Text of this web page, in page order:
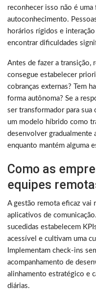
reconhecer isso não é uma
autoconhecimento.
horários rígidos e
encontrar dificuldades
Antes de fazer a
consegue estabelecer
cobranças externas? Tem
forma autônoma? Se a
ser transformador para sua
um modelo híbrido como
desenvolver gradualmente
enquanto mantém alguma
Como as
equipes
A gestão remota eficaz vai
aplicativos de
sucedidas estabelecem
acessível e cultivam uma
Implementam check-ins
acompanhamento de
alinhamento estratégico e
diárias.